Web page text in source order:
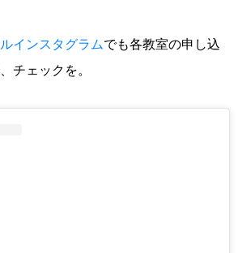
インスタグラムでも各教室の申し込
チェックを。